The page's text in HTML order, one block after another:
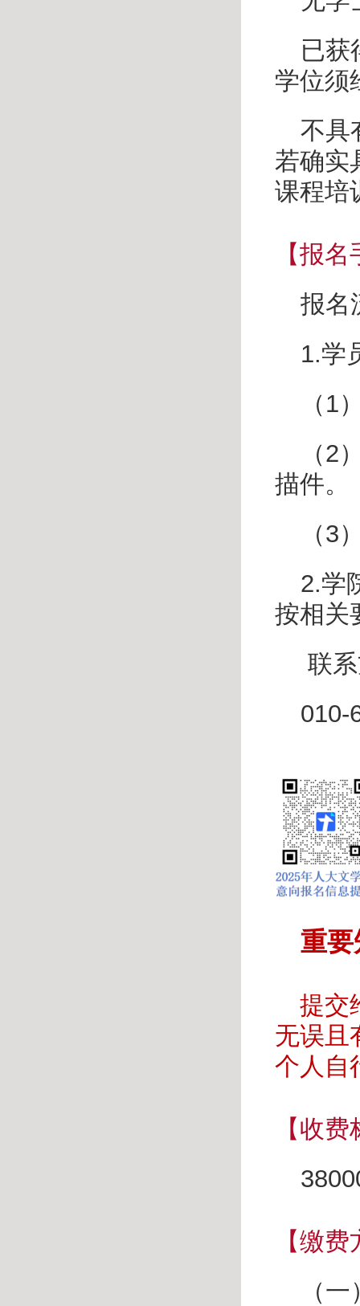
已获
学位须
不具
若确实
课程培
【报
报名
1.学
（ 1
（2
描件。
（3
2.学
按相关
联
010-
重要
提交
无误且
个人自
【收
【缴
（